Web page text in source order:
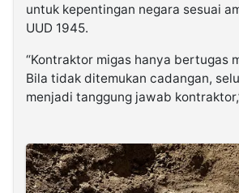
untuk kepentingan negara sesuai
UUD 1945.
“Kontraktor migas hanya bertugas
Bila tidak ditemukan cadangan,
menjadi tanggung jawab